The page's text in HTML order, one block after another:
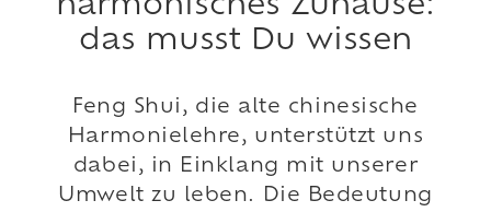
harmonisches Zuhause:
das musst Du wissen
Feng Shui, die alte chinesische
Harmonielehre, unterstützt uns
dabei, in Einklang mit unserer
Umwelt zu leben. Die Bedeutung